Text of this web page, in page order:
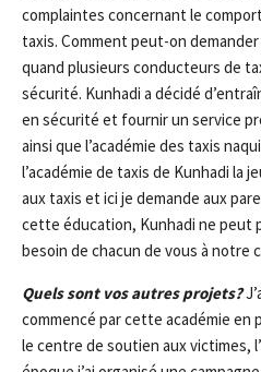
complaintes concernant le
taxis. Comment peut-on
quand plusieurs conducteurs de
sécurité. Kunhadi a décidé
en sécurité et fournir un service
ainsi que l’académie des taxis
l’académie de taxis de Kunhadi la
aux taxis et ici je demande aux
cette éducation, Kunhadi ne peut
besoin de chacun de vous à notre
Quels sont vos autres projets?
commencé par cette académie en
le centre de soutien aux victimes,